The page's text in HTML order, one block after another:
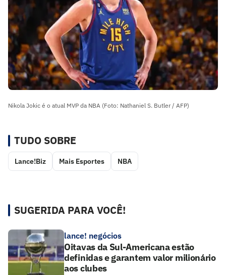
Nikola Jokic é o atual MVP da NBA (Foto: Nathaniel S. Butler / AFP)
TUDO SOBRE
Lance!Biz Mais Esportes NBA
SUGERIDA PARA VOCÊ!
lance! negócios
Oitavas da Sul-Americana estão
definidas e garantem valor milionário
aos clubes